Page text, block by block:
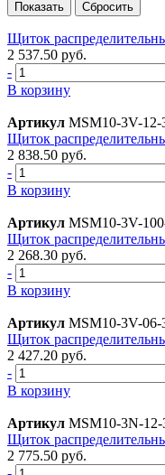
Щиток
2 537.50 руб.
-
В корзину
Артикул MSM10-3V-12-
Щиток
2 838.50 руб.
-
В корзину
Артикул MSM10-3V-
Щиток
2 268.30 руб.
-
В корзину
Артикул MSM10-3V-06-
Щиток
2 427.20 руб.
-
В корзину
Артикул MSM10-3N-12-
Щиток
2 775.50 руб.